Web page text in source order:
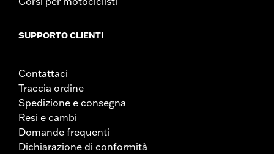
SUPPORTO CLIENTI
Contattaci
Traccia ordine
Spedizione e consegna
Resi e cambi
Domande frequenti
Dichiarazione di conformità